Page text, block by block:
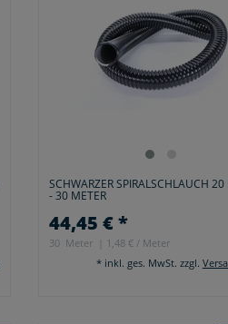
SCHWARZER SPIRALSCHLAUCH
- 30 METER
44,45 € *
30 Meter
| 1,48 € / Meter
* inkl. ges. MwSt. zzgl.